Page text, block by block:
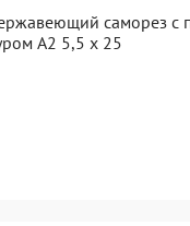
саморез с
А2 5,5 x 25